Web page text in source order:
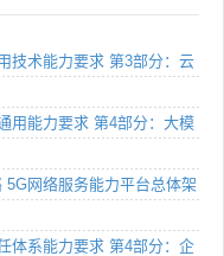
技术能力要求 第3部分：云
用能力要求 第4部分：大模
网络服务能力平台总体架
体系能力要求 第4部分：企